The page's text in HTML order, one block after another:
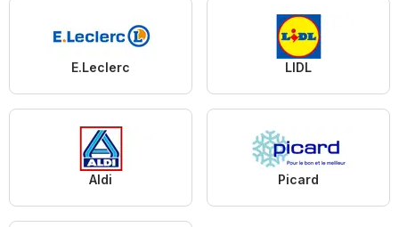
E.Leclerc LIDL
Aldi Picard